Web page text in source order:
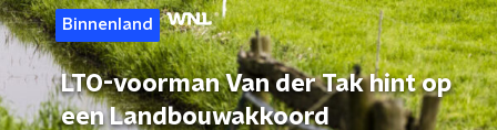
Binnenland
LTO-voorman Van der Tak hint op
een Landbouwakkoord